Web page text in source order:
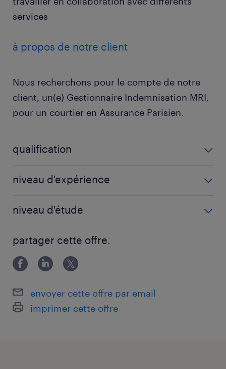
services
à propos de notre client
Nous recherchons pour le compte de notre
client, un(e) Gestionnaire Indemnisation MRI,
pour un courtier en Assurance Parisien.
qualification
niveau d'expérience
niveau d'étude
partager cette offre.
envoyer cette offre par email
imprimer cette offre